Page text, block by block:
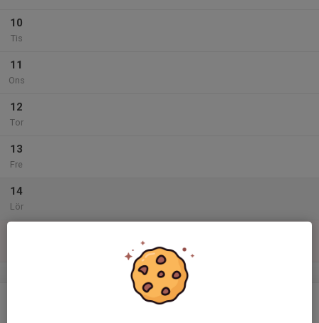
10
Tis
11
Ons
12
Tor
13
Fre
14
Lör
v.47